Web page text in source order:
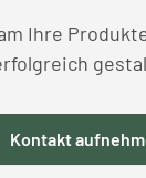
Ihre
Kontakt